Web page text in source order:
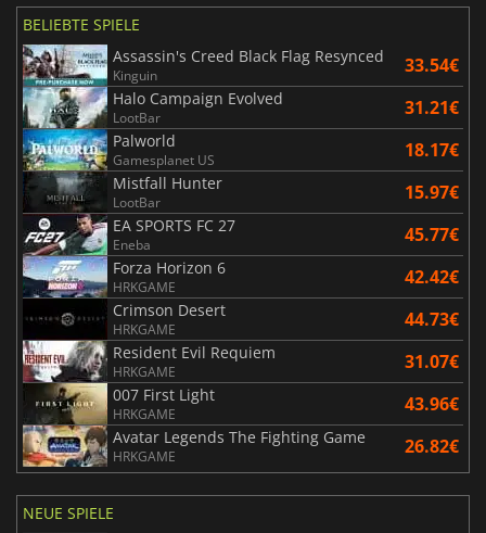
BELIEBTE SPIELE
Assassin's Creed Black Flag Resynced
Kinguin 33.54€
Halo Campaign Evolved
LootBar 31.21€
Palworld
Gamesplanet US 18.17€
Mistfall Hunter
LootBar 15.97€
EA SPORTS FC 27
Eneba 45.77€
Forza Horizon 6
HRKGAME 42.42€
Crimson Desert
HRKGAME 44.73€
Resident Evil Requiem
HRKGAME 31.07€
007 First Light
HRKGAME 43.96€
Avatar Legends The Fighting Game
HRKGAME 26.82€
NEUE SPIELE